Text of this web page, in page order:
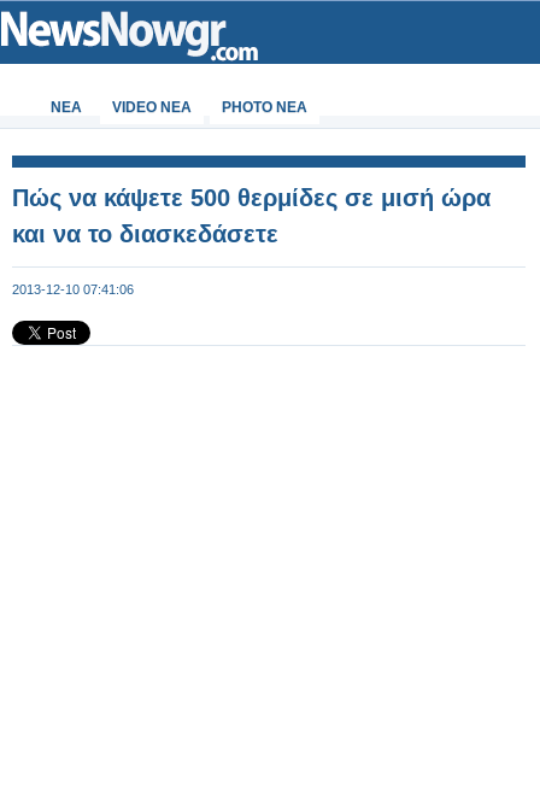
ΝΕΑ VIDEO NEA PHOTO NEA
Πώς να κάψετε 500 θερμίδες σε μισή ώρα
και να το διασκεδάσετε
2013-12-10 07:41:06